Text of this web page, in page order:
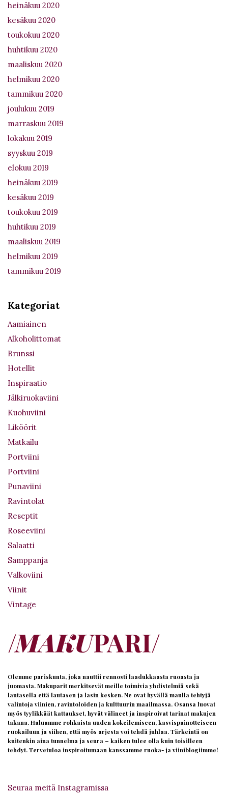
heinäkuu 2020
kesäkuu 2020
toukokuu 2020
huhtikuu 2020
maaliskuu 2020
helmikuu 2020
tammikuu 2020
joulukuu 2019
marraskuu 2019
lokakuu 2019
syyskuu 2019
elokuu 2019
heinäkuu 2019
kesäkuu 2019
toukokuu 2019
huhtikuu 2019
maaliskuu 2019
helmikuu 2019
tammikuu 2019
Kategoriat
Aamiainen
Alkoholittomat
Brunssi
Hotellit
Inspiraatio
Jälkiruokaviini
Kuohuviini
Liköörit
Matkailu
Portviini
Portviini
Punaviini
Ravintolat
Reseptit
Roseeviini
Salaatti
Samppanja
Valkoviini
Viinit
Vintage
Olemme pariskunta, joka nauttii rennosti laadukkaasta ruoasta ja
juomasta. Makuparit merkitsevät meille toimivia yhdistelmiä sekä
lautasella että lautasen ja lasin kesken. Ne ovat hyvällä maulla tehtyjä
valintoja viinien, ravintoloiden ja kulttuurin maailmassa. Osansa luovat
myös tyylikkäät kattaukset, hyvät välineet ja inspiroivat tarinat makujen
takana. Haluamme rohkaista uuden kokeilemiseen, kasvispainotteiseen
ruokailuun ja siihen, että myös arjesta voi tehdä juhlaa. Tärkeintä on
kuitenkin aina tunnelma ja seura – kaiken tulee olla kuin toisilleen
tehdyt. Tervetuloa inspiroitumaan kanssamme ruoka- ja viiniblogiimme!
Seuraa meitä Instagramissa